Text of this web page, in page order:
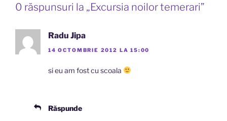
0 răspunsuri la „Excursia noilor temerari”
Radu Jipa
14 OCTOMBRIE 2012 LA 15:00
si eu am fost cu scoala
Răspunde